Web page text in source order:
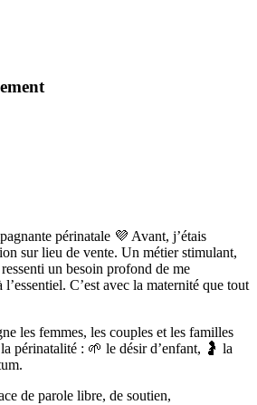
périnatale 💜 Avant, j’étais
sur lieu de vente. Un métier stimulant,
un besoin profond de me
C’est avec la maternité que tout
les femmes, les couples et les familles
périnatalité : 🌱 le désir d’enfant, 🤰 la
de parole libre, de soutien,